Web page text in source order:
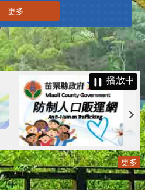
更多
播放中
更多